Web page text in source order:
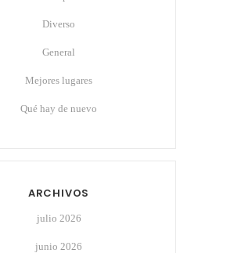
Diverso
General
Mejores lugares
Qué hay de nuevo
ARCHIVOS
julio 2026
junio 2026